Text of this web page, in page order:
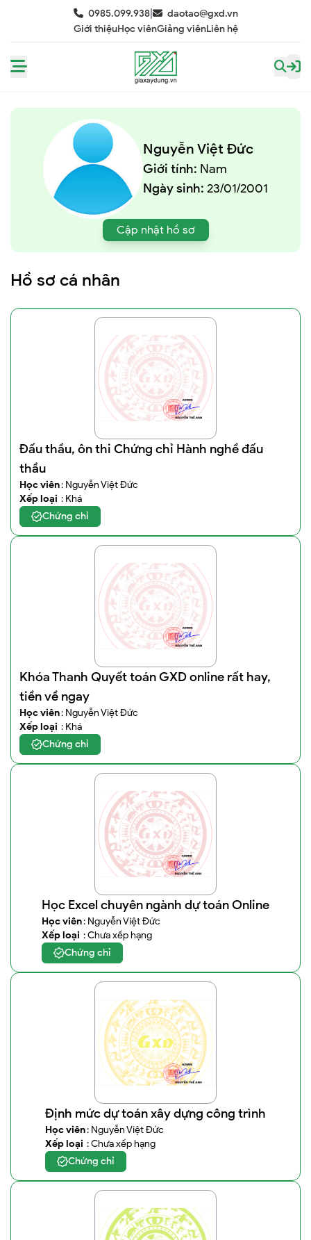
0985.099.938|
daotao@gxd.vn
Giới thiệuHọc viênGiảng viênLiên hệ
Nguyễn Việt Đức
Giới tính: Nam
Ngày sinh: 23/01/2001
Cập nhật hồ sơ
Hồ sơ cá nhân
Đấu thầu, ôn thi Chứng chỉ Hành nghề đấu
thầu
Học viên: Nguyễn Việt Đức
Xếp loại : Khá
Chứng chỉ
Khóa Thanh Quyết toán GXD online rất hay,
tiền về ngay
Học viên: Nguyễn Việt Đức
Xếp loại : Khá
Chứng chỉ
Học Excel chuyên ngành dự toán Online
Học viên: Nguyễn Việt Đức
Xếp loại : Chưa xếp hạng
Chứng chỉ
Định mức dự toán xây dựng công trình
Học viên: Nguyễn Việt Đức
Xếp loại : Chưa xếp hạng
Chứng chỉ